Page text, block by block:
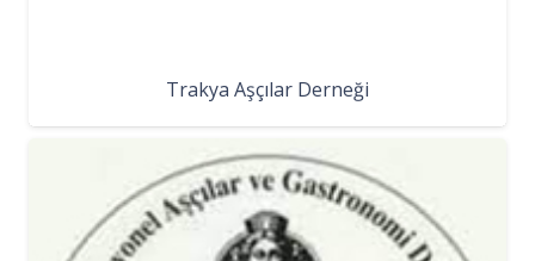
Trakya Aşçılar Derneği